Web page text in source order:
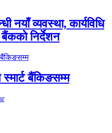
नयाँ व्यवस्था, कार्यविधि
बैंकको निर्देशन
बैंकिङसम्म